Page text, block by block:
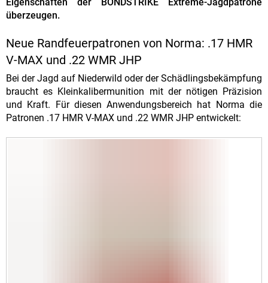
überzeugen.
Neue Randfeuerpatronen von Norma: .17 HMR
V-MAX und .22 WMR JHP
Bei der Jagd auf Niederwild oder der Schädlingsbekämpfung
braucht es Kleinkalibermunition mit der nötigen Präzision
und Kraft. Für diesen Anwendungsbereich hat Norma die
Patronen .17 HMR V-MAX und .22 WMR JHP entwickelt: